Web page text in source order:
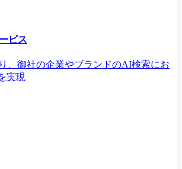
ビス
、御社の企業やブランドのAI検索にお
実現​